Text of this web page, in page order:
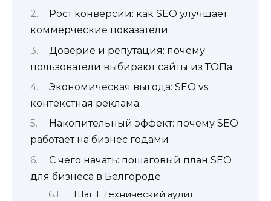
Рост конверсии: как SEO улучшает
коммерческие показатели
Доверие и репутация: почему
пользователи выбирают сайты из ТОПа
Экономическая выгода: SEO vs
контекстная реклама
Накопительный эффект: почему SEO
работает на бизнес годами
С чего начать: пошаговый план SEO
для бизнеса в Белгороде
Шаг 1. Технический аудит